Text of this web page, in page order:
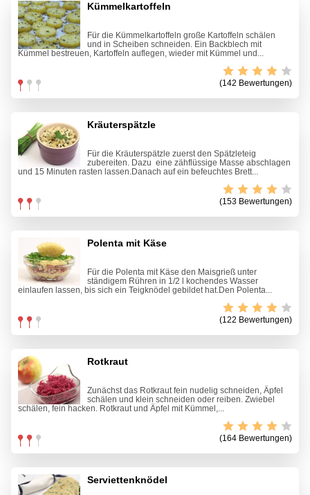
Kümmelkartoffeln
Für die Kümmelkartoffeln große Kartoffeln schälen
und in Scheiben schneiden. Ein Backblech mit
Kümmel bestreuen, Kartoffeln auflegen, wieder mit Kümmel und...
(142 Bewertungen)
Kräuterspätzle
Für die Kräuterspätzle zuerst den Spätzleteig
zubereiten. Dazu eine zähflüssige Masse abschlagen
und 15 Minuten rasten lassen.Danach auf ein befeuchtes Brett...
(153 Bewertungen)
Polenta mit Käse
Für die Polenta mit Käse den Maisgrieß unter
ständigem Rühren in 1/2 l kochendes Wasser
einlaufen lassen, bis sich ein Teigknödel gebildet hat.Den Polenta...
(122 Bewertungen)
Rotkraut
Zunächst das Rotkraut fein nudelig schneiden, Äpfel
schälen und klein schneiden oder reiben. Zwiebel
schälen, fein hacken. Rotkraut und Äpfel mit Kümmel,...
(164 Bewertungen)
Serviettenknödel